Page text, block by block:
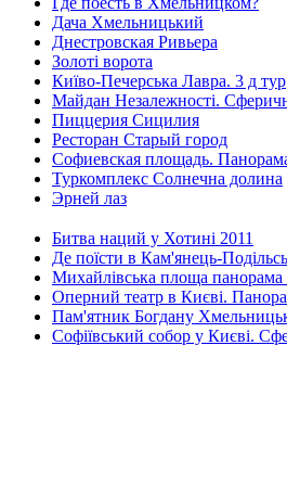
Дача Хмельницький
Днестровская Ривьера
Золоті ворота
Київо-Печерська Лавра. 3 д тур
Майдан Незалежності.
Пиццерия Сицилия
Ресторан Старый город
Софиевская площадь.
Туркомплекс Солнечна долина
Эрней лаз
Битва наций у Хотині 2011
Де поїсти в Кам'янець-
Михайлівська площа панорама
Оперний театр в Києві.
Пам'ятник Богдану
Софіївський собор у Києві.